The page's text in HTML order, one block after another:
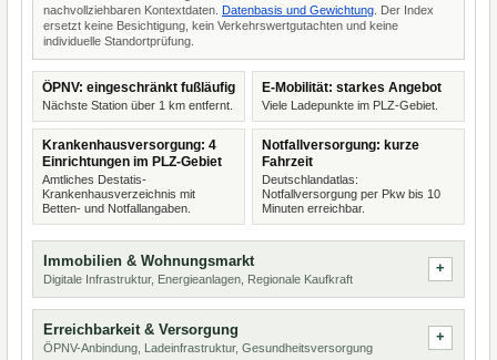
nachvollziehbaren Kontextdaten. Datenbasis und Gewichtung . Der Index
ersetzt keine Besichtigung, kein Verkehrswertgutachten und keine
individuelle Standortprüfung.
ÖPNV: eingeschränkt fußläufig
Nächste Station über 1 km entfernt.
E-Mobilität: starkes Angebot
Viele Ladepunkte im PLZ-Gebiet.
Krankenhausversorgung: 4
Einrichtungen im PLZ-Gebiet
Amtliches Destatis-
Krankenhausverzeichnis mit
Betten- und Notfallangaben.
Notfallversorgung: kurze
Fahrzeit
Deutschlandatlas:
Notfallversorgung per Pkw bis 10
Minuten erreichbar.
Immobilien & Wohnungsmarkt
Digitale Infrastruktur, Energieanlagen, Regionale Kaufkraft
Erreichbarkeit & Versorgung
ÖPNV-Anbindung, Ladeinfrastruktur, Gesundheitsversorgung